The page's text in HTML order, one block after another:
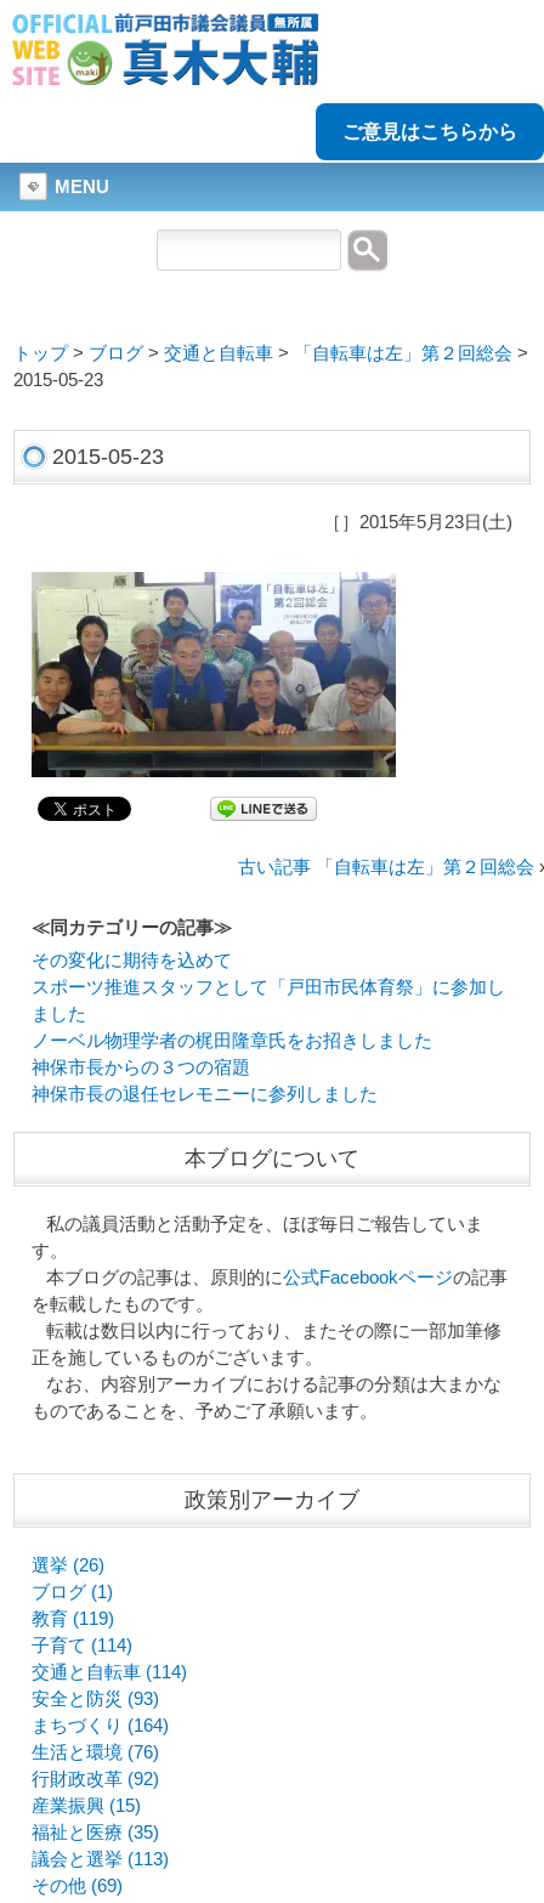
ご意見はこちらから
MENU
トップ> ブログ >交通と自転車 > 「自転車は左」第２回総会 >
2015-05-23
2015-05-23
［］2015年5月23日(土)
古い記事 「自転車は左」第２回総会
≪同カテゴリーの記事≫
その変化に期待を込めて
スポーツ推進スタッフとして「戸田市民体育祭」に参加し
ました
ノーベル物理学者の梶田隆章氏をお招きしました
神保市長からの３つの宿題
神保市長の退任セレモニーに参列しました
本ブログについて
私の議員活動と活動予定を、ほぼ毎日ご報告していま
す。
本ブログの記事は、原則的に公式Facebookページの記事
を転載したものです。
転載は数日以内に行っており、またその際に一部加筆修
正を施しているものがございます。
なお、内容別アーカイブにおける記事の分類は大まかな
ものであることを、予めご了承願います。
政策別アーカイブ
選挙 (26)
ブログ (1)
教育 (119)
子育て (114)
交通と自転車 (114)
安全と防災 (93)
まちづくり (164)
生活と環境 (76)
行財政改革 (92)
産業振興 (15)
福祉と医療 (35)
議会と選挙 (113)
その他 (69)